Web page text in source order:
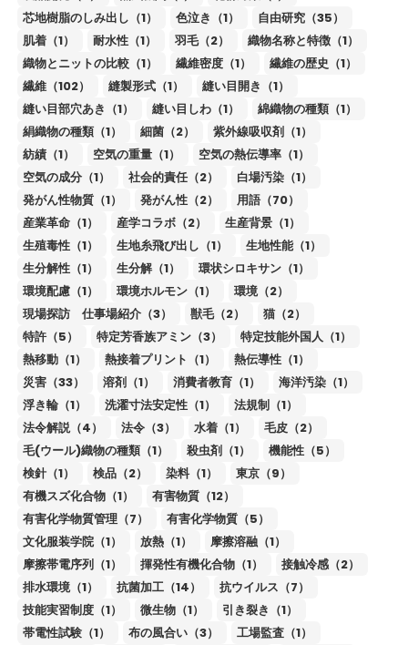
芯地樹脂のしみ出し（1）
色泣き（1）
自由研究（35）
肌着（1）
耐水性（1） 羽毛（2）
織物名称と特徴（1）
織物とニットの比較（1）
繊維密度（1）
繊維の歴史（1）
繊維（102）
縫製形式（1）
縫い目開き（1）
縫い目部穴あき（1）
縫い目しわ（1）
綿織物の種類（1）
絹織物の種類（1）
細菌（2）
紫外線吸収剤（1）
紡績（1）
空気の重量（1）
空気の熱伝導率（1）
空気の成分（1）
社会的責任（2）
白場汚染（1）
発がん性物質（1）
発がん性（2）
用語（70）
産業革命（1）
産学コラボ（2）
生産背景（1）
生殖毒性（1）
生地糸飛び出し（1）
生地性能（1）
生分解性（1）
生分解（1）
環状シロキサン（1）
環境配慮（1）
環境ホルモン（1）
環境（2）
現場探訪 仕事場紹介（3）
獣毛（2）
猫（2）
特許（5）
特定芳香族アミン（3）
特定技能外国人（1）
熱移動（1）
熱接着プリント（1）
熱伝導性（1）
災害（33）
溶剤（1） 消費者教育（1）
海洋汚染（1）
浮き輪（1）
洗濯寸法安定性（1）
法規制（1）
法令解説（4）
法令（3） 水着（1）
毛皮（2）
毛(ウール)織物の種類（1）
殺虫剤（1）
機能性（5）
検針（1）
検品（2） 染料（1）
東京（9）
有機スズ化合物（1）
有害物質（12）
有害化学物質管理（7）
有害化学物質（5）
文化服装学院（1）
放熱（1）
摩擦溶融（1）
摩擦帯電序列（1）
揮発性有機化合物（1）
接触冷感（2）
排水環境（1）
抗菌加工（14）
抗ウイルス（7）
技能実習制度（1）
微生物（1）
引き裂き（1）
帯電性試験（1）
布の風合い（3）
工場監査（1）